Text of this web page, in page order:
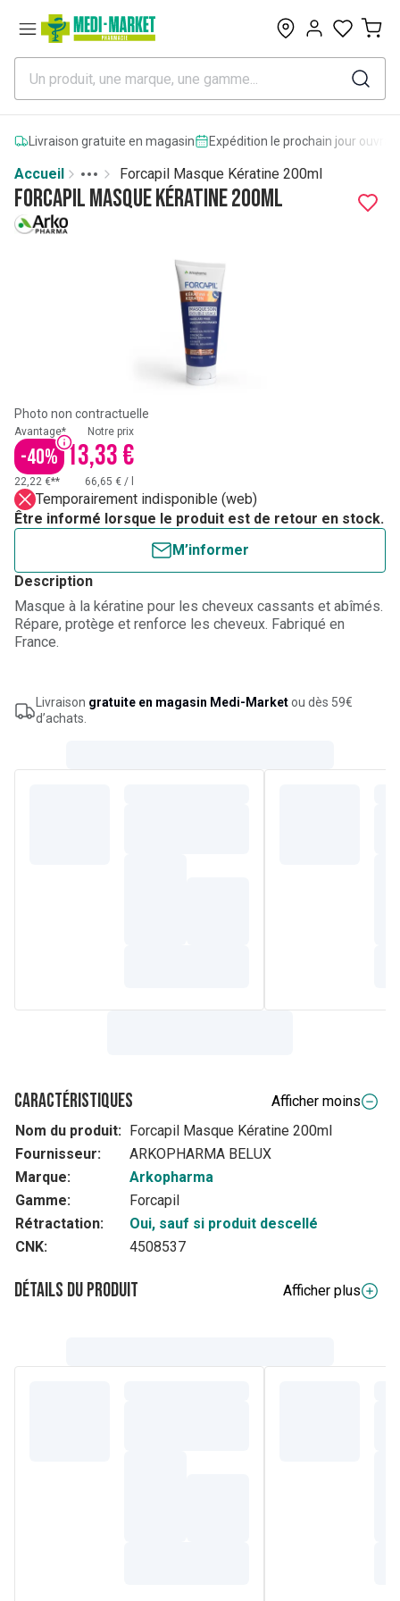
0
Livraison gratuite en magasin Expédition le prochain jour
Accueil
More
Toggle menu
Forcapil Masque Kératine 200ml
Forcapil Masque Kératine 200ml
Photo non contractuelle
Avantage*
-40%
Notre prix
13,33 €
22,22 €** 66,65 € /
Temporairement indisponible (web)
Être informé lorsque le produit est de retour en stock.
M’informer
Description
Masque à la kératine pour les cheveux cassants et abîmés.
Répare, protège et renforce les cheveux. Fabriqué en
France.
Livraison gratuite en magasin Medi-Marketou dès 59€
d’achats.
Caractéristiques
Afficher moins
Nom du produit: Forcapil Masque Kératine 200ml
Fournisseur:
ARKOPHARMA BELUX
Marque:
Arkopharma
Gamme:
Forcapil
Rétractation:
Oui, sauf si produit descellé
CNK:
4508537
Détails du produit
Afficher plus
pour une double utilisation : en soin après chaque